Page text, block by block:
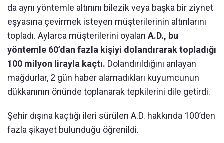
da aynı yöntemle altınını bilezik veya başka bir ziynet
eşyasına çevirmek isteyen müşterilerinin altınlarını
topladı. Aylarca müşterilerini oyalan A.D., bu
yöntemle 60’dan fazla kişiyi dolandırarak topladığı
100 milyon lirayla kaçtı. Dolandırıldığını anlayan
mağdurlar, 2 gün haber alamadıkları kuyumcunun
dükkanının önünde toplanarak tepkilerini dile getirdi.
Şehir dışına kaçtığı ileri sürülen A.D. hakkında 100’den
fazla şikayet bulunduğu öğrenildi.